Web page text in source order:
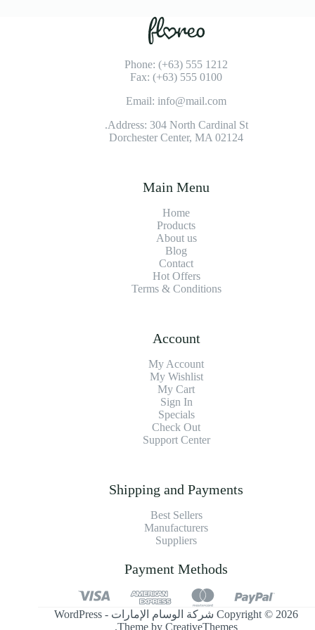
Phone: (+63) 555 1212
Fax: (+63) 555 0100
Email: info@mail.com
Address: 304 North Cardinal St.
Dorchester Center, MA 02124
Main Menu
Home
Products
About us
Blog
Contact
Hot Offers
Terms & Conditions
Account
My Account
My Wishlist
My Cart
Sign In
Specials
Check Out
Support Center
Shipping and Payments
Best Sellers
Manufacturers
Suppliers
Payment Methods
Copyright © 2026 شركة الوسام الإمارات - WordPress
Theme byCreativeThemes
.